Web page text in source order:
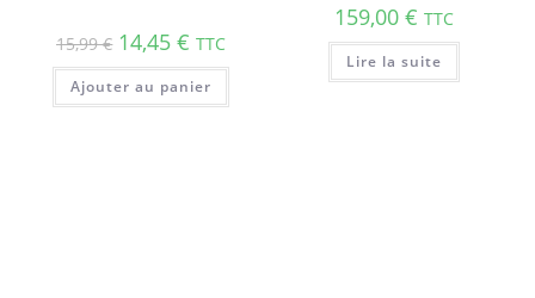
15,99€ 14,45€ TTC
Ajouter au panier
159,00 € TTC
Lire la suite